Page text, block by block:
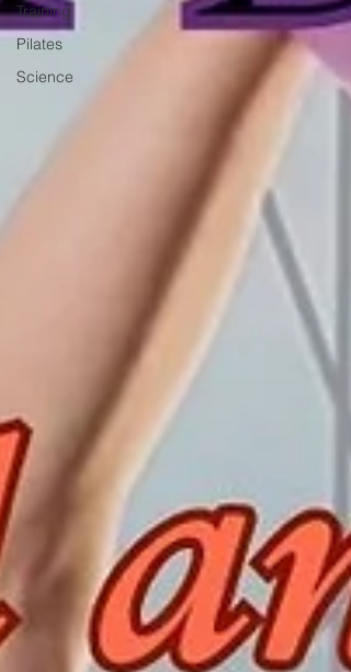
Training
Pilates
Science